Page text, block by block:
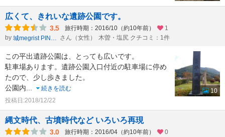
広くて、きれいな遺跡公園です。
3.5 旅行時期：2016/10（約10年前）
1
by
城megrist PINchan さん（女性） 木曽・塩尻 クチコミ：1件
この平出遺跡公園は、とっても広いです。
駐車場あります。遺跡公園入口付近の駐車場に停め
たので、少し歩きました。
公園内...
続きを読む
投稿日:2018/12/22
10
縄文時代、古墳時代など いろいろ再現
3.0 旅行時期：2016/04（約10年前）
0